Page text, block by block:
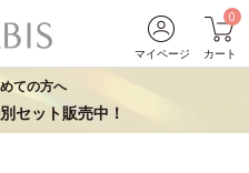
マイページ
0
カート
ての方へ
セット販売中！